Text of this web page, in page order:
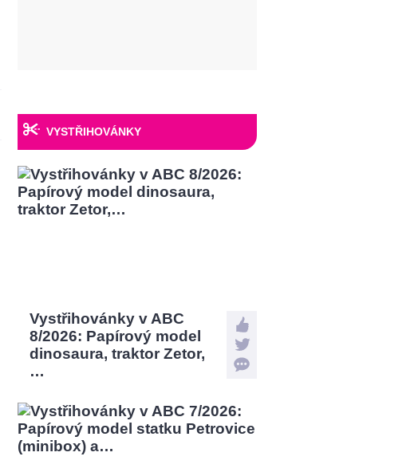
VYSTŘIHOVÁNKY
Vystřihovánky v ABC
8/2026: Papírový model
dinosaura, traktor Zetor,
…